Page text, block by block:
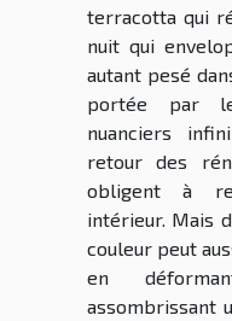
terracotta qui
nuit qui
autant pesé
portée par
nuanciers
retour des
obligent à
intérieur. Mais
couleur peut
en
assombrissant